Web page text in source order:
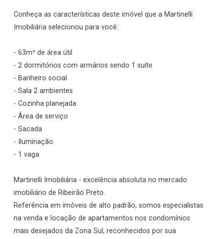
Conheça as características deste imóvel que a Martinelli
Imobiliária selecionou para você:
- 63m² de área útil
- 2 dormitórios com armários sendo 1 suíte
- Banheiro social
- Sala 2 ambientes
- Cozinha planejada
- Área de serviço
- Sacada
- Iluminação
- 1 vaga
Martinelli Imobiliária - excelência absoluta no mercado
imobiliário de Ribeirão Preto.
Referência em imóveis de alto padrão, somos especialistas
na venda e locação de apartamentos nos condomínios
mais desejados da Zona Sul, reconhecidos por sua